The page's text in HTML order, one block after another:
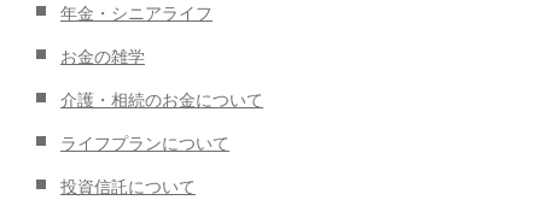
年金・シニアライフ
お金の雑学
介護・相続のお金について
ライフプランについて
投資信託について